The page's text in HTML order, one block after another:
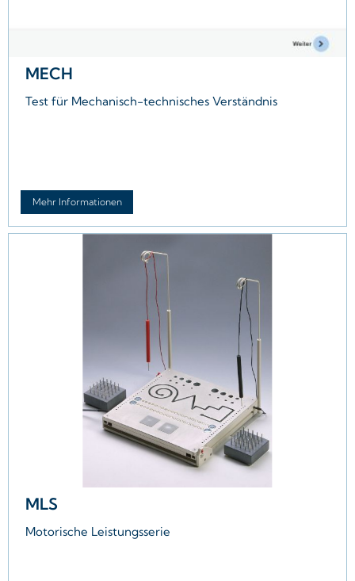
MECH
Test für Mechanisch-technisches Verständnis
Mehr Informationen
MLS
Motorische Leistungsserie